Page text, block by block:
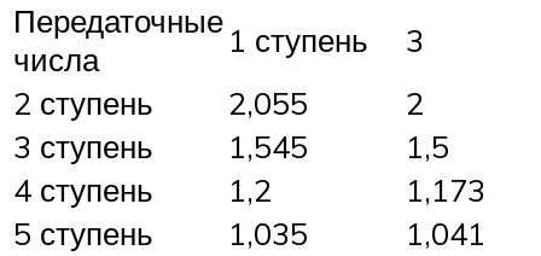
Передаточные
числа
1 ступень
3
2 ступень
2,055
2
3 ступень
1,545
1,5
4 ступень
1,2
1,173
5 ступень
1,035
1,041